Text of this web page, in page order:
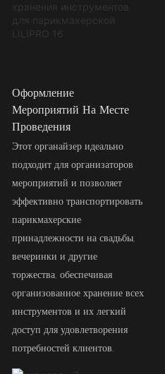
Оформление
Мероприятий На Месте
Проведения
Этот органайзер идеально
подходит для организаторов
мероприятий и позволяет
эффективно транспортировать
парикмахерские
принадлежности на свадьбы,
вечеринки и другие
торжества, обеспечивая
организованное хранение всех
инструментов и их легкий
доступ для удовлетворения
потребностей клиентов.